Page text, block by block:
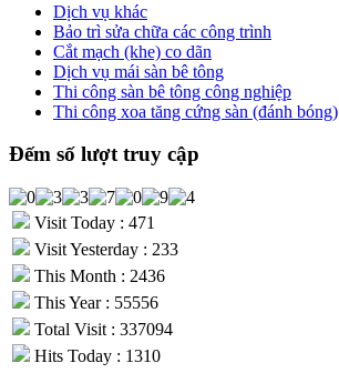
Dịch vụ khác
Bảo trì sửa chữa các công trình
Cắt mạch (khe) co dãn
Dịch vụ mái sàn bê tông
Thi công sàn bê tông công nghiệp
Thi công xoa tăng cứng sàn (đánh bóng)
Đếm số lượt truy cập
Visit Today : 471
Visit Yesterday : 233
This Month : 2436
This Year : 55556
Total Visit : 337094
Hits Today : 1310